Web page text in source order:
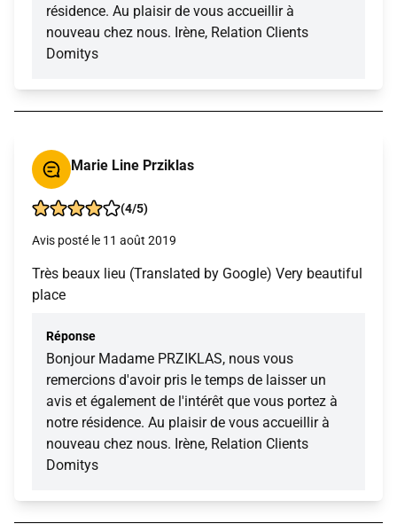
résidence. Au plaisir de vous accueillir à
nouveau chez nous. Irène, Relation Clients
Domitys
Marie Line Prziklas
(4/5)
Avis posté le 11 août 2019
Très beaux lieu (Translated by Google) Very beautiful
place
Réponse
Bonjour Madame PRZIKLAS, nous vous
remercions d'avoir pris le temps de laisser un
avis et également de l'intérêt que vous portez à
notre résidence. Au plaisir de vous accueillir à
nouveau chez nous. Irène, Relation Clients
Domitys